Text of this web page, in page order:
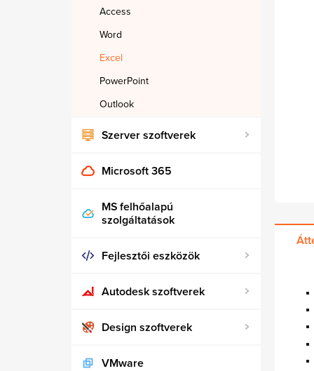
Access
Word
Excel
PowerPoint
Outlook
Szerver szoftverek
Microsoft 365
MS felhőalapú
szolgáltatások
Fejlesztői eszközök
Autodesk szoftverek
Design szoftverek
VMware